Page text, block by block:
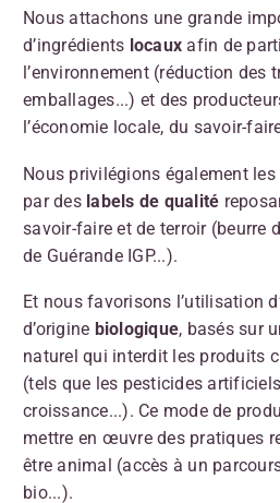
Nous attachons une grande
d’ingrédients locaux afin de
l’environnement (réduction des
emballages...) et des
l’économie locale, du savoir-
Nous privilégions également
par des labels de qualité
savoir-faire et de terroir (beurre
de Guérande IGP...).
Et nous favorisons l’utilisation
d’origine biologique, basés sur
naturel qui interdit les produits
(tels que les pesticides
croissance...). Ce mode de
mettre en œuvre des pratiques
être animal (accès à un
bio...).